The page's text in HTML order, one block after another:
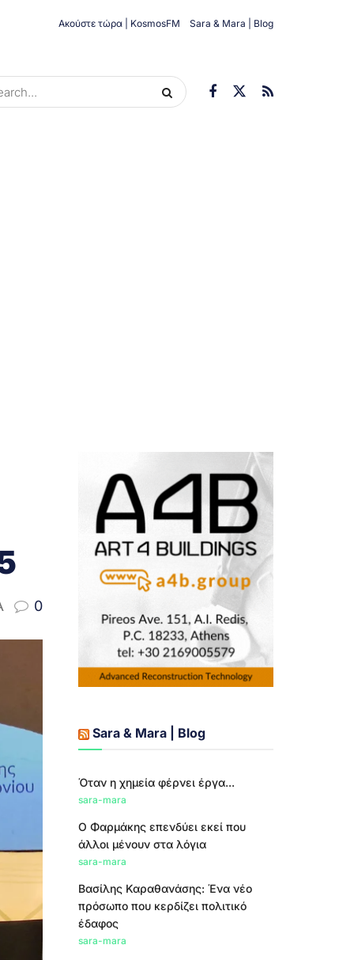
Ακούστε τώρα | KosmosFM Sara & Mara | Blog
0
Sara & Mara | Blog
Όταν η χημεία φέρνει έργα...
sara-mara
Ο Φαρμάκης επενδύει εκεί που
άλλοι μένουν στα λόγια
sara-mara
Βασίλης Καραθανάσης: Ένα νέο
πρόσωπο που κερδίζει πολιτικό
έδαφος
sara-mara